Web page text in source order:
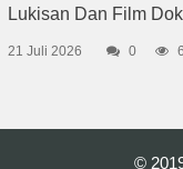
Lukisan Dan Film
21 Juli 2026 0
©